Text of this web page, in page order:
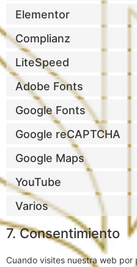
Elementor
Complianz
LiteSpeed
Adobe Fonts
Google Fonts
Google reCAPTCHA
Google Maps
YouTube
Varios
7. Consentimiento
Cuando visites nuestra web